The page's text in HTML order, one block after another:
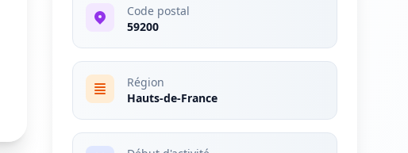
Code postal
59200
Région
Hauts-de-France